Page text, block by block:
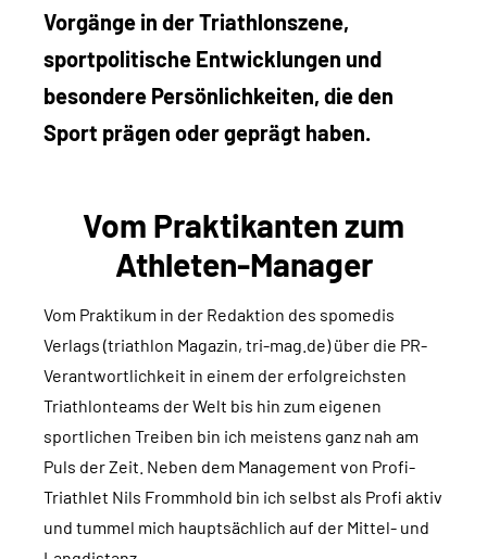
Vorgänge in der Triathlonszene,
sportpolitische Entwicklungen und
besondere Persönlichkeiten, die den
Sport prägen oder geprägt haben.
Vom Praktikanten zum
Athleten-Manager
Vom Praktikum in der Redaktion des spomedis
Verlags (triathlon Magazin, tri-mag.de) über die PR-
Verantwortlichkeit in einem der erfolgreichsten
Triathlonteams der Welt bis hin zum eigenen
sportlichen Treiben bin ich meistens ganz nah am
Puls der Zeit. Neben dem Management von Profi-
Triathlet Nils Frommhold bin ich selbst als Profi aktiv
und tummel mich hauptsächlich auf der Mittel- und